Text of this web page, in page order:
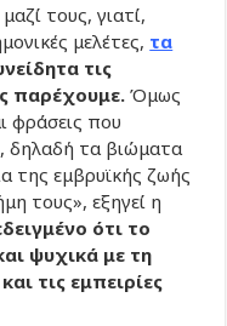
τους, γιατί,
μελέτες, τα
τις
παρέχουμε. Όμως
φράσεις που
δηλαδή τα βιώματα
της εμβρυϊκής ζωής
τους», εξηγεί η
ότι το
ψυχικά με τη
τις εμπειρίες